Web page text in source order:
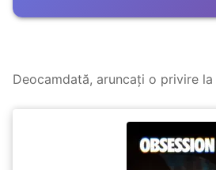
Deocamdată, aruncați o privire la